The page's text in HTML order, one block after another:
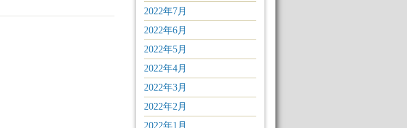
2022年7月
2022年6月
2022年5月
2022年4月
2022年3月
2022年2月
2022年1月